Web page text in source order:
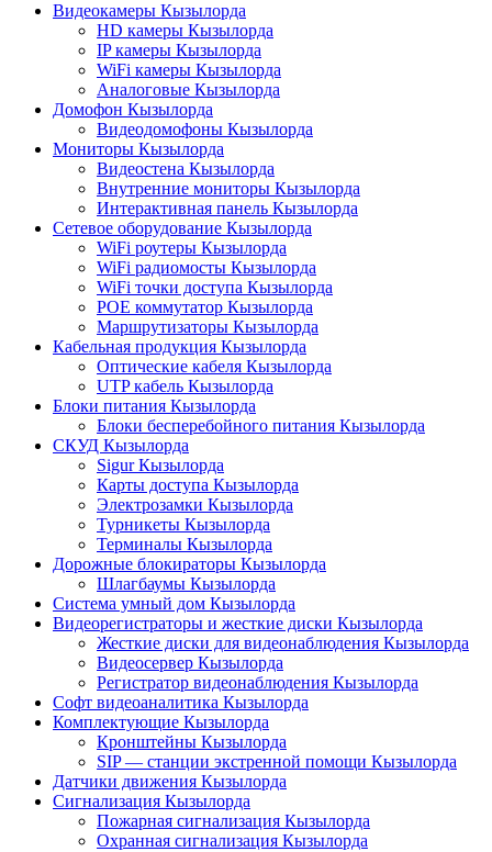
Видеокамеры Кызылорда
HD камеры Кызылорда
IP камеры Кызылорда
WiFi камеры Кызылорда
Аналоговые Кызылорда
Домофон Кызылорда
Видеодомофоны Кызылорда
Мониторы Кызылорда
Видеостена Кызылорда
Внутренние мониторы Кызылорда
Интерактивная панель Кызылорда
Сетевое оборудование Кызылорда
WiFi роутеры Кызылорда
WiFi радиомосты Кызылорда
WiFi точки доступа Кызылорда
POE коммутатор Кызылорда
Маршрутизаторы Кызылорда
Кабельная продукция Кызылорда
Оптические кабеля Кызылорда
UTP кабель Кызылорда
Блоки питания Кызылорда
Блоки бесперебойного питания Кызылорда
СКУД Кызылорда
Sigur Кызылорда
Карты доступа Кызылорда
Электрозамки Кызылорда
Турникеты Кызылорда
Терминалы Кызылорда
Дорожные блокираторы Кызылорда
Шлагбаумы Кызылорда
Система умный дом Кызылорда
Видеорегистраторы и жесткие диски Кызылорда
Жесткие диски для видеонаблюдения Кызылорда
Видеосервер Кызылорда
Регистратор видеонаблюдения Кызылорда
Софт видеоаналитика Кызылорда
Комплектующие Кызылорда
Кронштейны Кызылорда
SIP — станции экстренной помощи Кызылорда
Датчики движения Кызылорда
Сигнализация Кызылорда
Пожарная сигнализация Кызылорда
Охранная сигнализация Кызылорда